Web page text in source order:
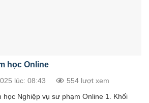
học Online
lúc: 08:43 554 lượt xem
học Nghiệp vụ sư phạm Online 1. Khối